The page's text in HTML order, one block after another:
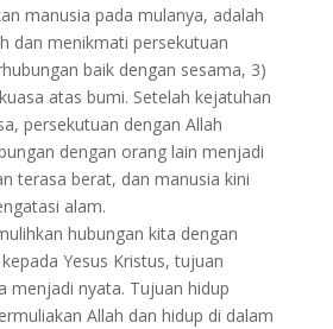
manusia pada mulanya, adalah
dan menikmati persekutuan
baik dengan sesama, 3)
atas bumi. Setelah kejatuhan
persekutuan dengan Allah
dengan orang lain menjadi
terasa berat, dan manusia kini
alam.
hubungan kita dengan
Yesus Kristus, tujuan
menjadi nyata. Tujuan hidup
Allah dan hidup di dalam